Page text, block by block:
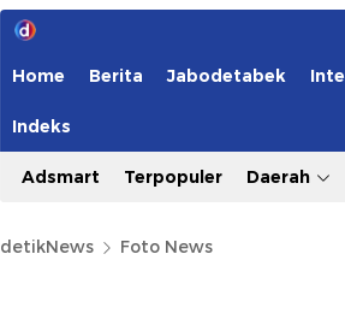
Home Berita Jabodetabek
Indeks
Adsmart Terpopuler Daerah
detikNews Foto News